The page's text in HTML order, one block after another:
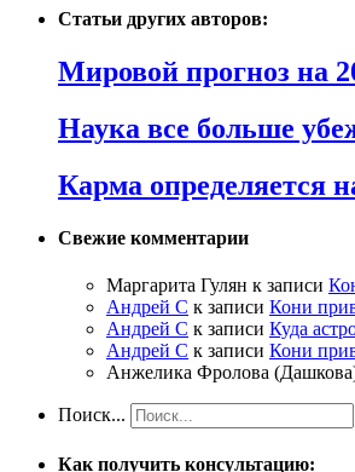
Статьи других авторов:
Мировой прогноз на
Наука все больше
Карма определяется
Свежие комментарии
Маргарита Гулян к записи
Андрей С к записи Кони
Андрей С к записи Куда
Андрей С к записи Кони
Анжелика Фролова
Поиск...
Как получить консультацию: